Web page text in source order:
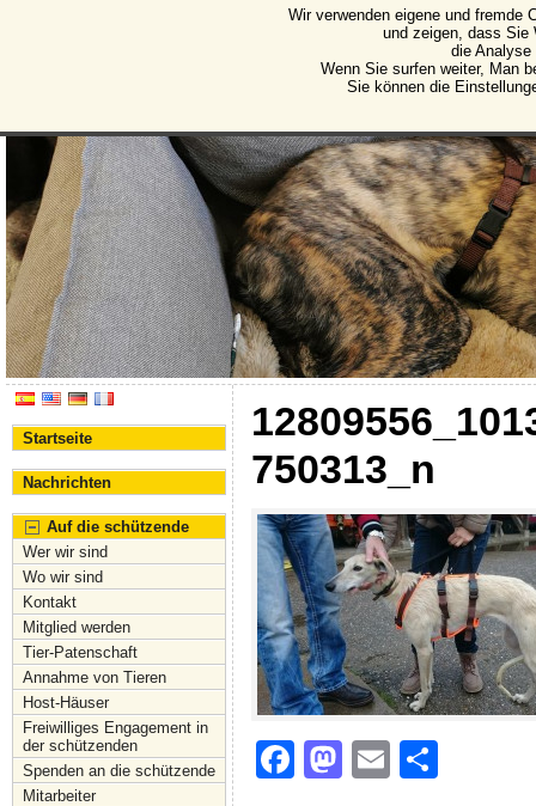
Protectora de Animales
Vereinigung für den Schutz von Tieren und
Startseite
Nachrichten
Auf die schützende
Wer wir sind
Wo wir sind
Kontakt
Mitglied werden
Tier-Patenschaft
Annahme von Tieren
Host-Häuser
Freiwilliges Engagement in
der schützenden
Spenden an die schützende
Mitarbeiter
750313_n
F
M
E
Wir verwenden eigene und fremde
und zeigen, dass Sie
die Analyse
Wenn Sie surfen weiter, Man
Sie können die